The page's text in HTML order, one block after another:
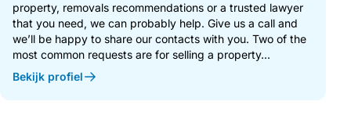
property, removals recommendations or a trusted lawyer
that you need, we can probably help. Give us a call and
we’ll be happy to share our contacts with you. Two of the
most common requests are for selling a property...
Bekijk profiel